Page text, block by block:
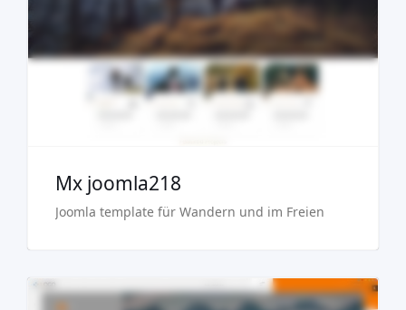
Kaufen €29.90
Mx joomla218
Joomla template für Wandern und im Freien